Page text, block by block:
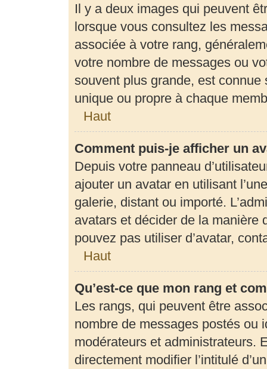
Il y a deux images qui peuvent
lorsque vous consultez les
associée à votre rang,
votre nombre de messages ou
souvent plus grande, est connue
unique ou propre à chaque
Haut
Comment puis-je afficher un
Depuis votre panneau
ajouter un avatar en utilisant
galerie, distant ou importé.
avatars et décider de la manière
pouvez pas utiliser d’avatar,
Haut
Qu’est-ce que mon rang et
Les rangs, qui peuvent être
nombre de messages postés ou
modérateurs et administrateurs.
directement modifier l’intitulé